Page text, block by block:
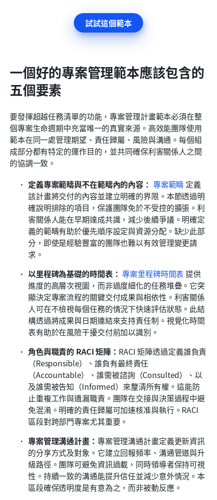
試試這個範本
一個好的專案管理範本應該包含的
五個要素
要發揮超越任務清單的功能，專案管理計畫範本必須在整
個專案生命週期中充當唯一的真實來源。高效能團隊使用
範本在同一處管理期望、責任歸屬、風險與溝通。每個組
成部分都有特定的運作目的，並共同確保利害關係人之間
的協調一致。
定義專案範疇與不在範疇內的內容： 專案範疇 定義
該計畫將交付的內容並建立明確的界限。本節透過明
確說明排除的項目，保護團隊免於不受控的擴張。利
害關係人能在早期達成共識，減少後續爭議。明確定
義的範疇有助於優先順序設定與資源分配。缺少此部
分，即使是經驗豐富的團隊也難以有效管理變更請
求。
以里程碑為基礎的時間表： 專案里程碑時間表 提供
進度的高層次視圖，而非過度細化的任務堆疊。它突
顯決定專案流程的關鍵交付成果與相依性。利害關係
人可在不檢視每個任務的情況下快速評估狀態。此結
構透過將成果與日期連結來支持責任制。視覺化時間
表有助於在風險干擾交付前加以識別。
角色與職責的 RACI 矩陣： RACI 矩陣透過定義誰負責
（Responsible）、誰負有最終責任
（Accountable）、誰需被諮詢（Consulted）、以
及誰需被告知（Informed）來釐清所有權。這能防
止重複工作與遺漏職責。團隊在交接與決策過程中避
免混淆。明確的責任歸屬可加速核准與執行。RACI
區段對跨部門專案尤其重要。
專案管理溝通計畫： 專案管理溝通計畫定義更新資訊
的分享方式及對象。它建立回報頻率、溝通管道與升
級路徑。團隊可避免資訊過載，同時領導者保持可視
性。持續一致的溝通能提升信任並減少意外情況。本
區段確保透明度是有意為之，而非被動反應。